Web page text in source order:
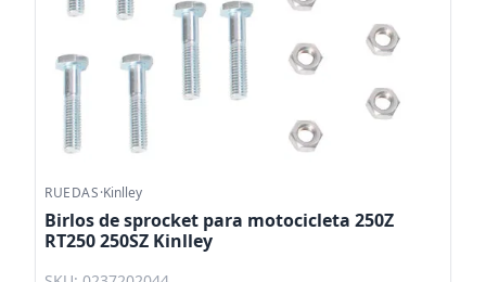
RUEDAS·Kinlley
Birlos de sprocket para motocicleta 250Z
RT250 250SZ Kinlley